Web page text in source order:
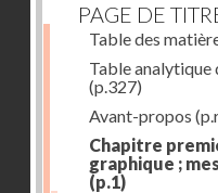
PAGE DE
Table des
Table analytique
(p.327)
Avant-propos
Chapitre
graphique ;
(p.1)